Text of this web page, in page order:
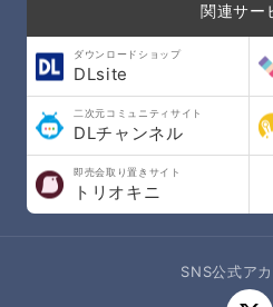
関連サー
ダウンロードショップ
DLsite
二次元コミュニティサイト
DLチャンネル
即売会取り置きサイト
トリオキニ
SNS公式ア